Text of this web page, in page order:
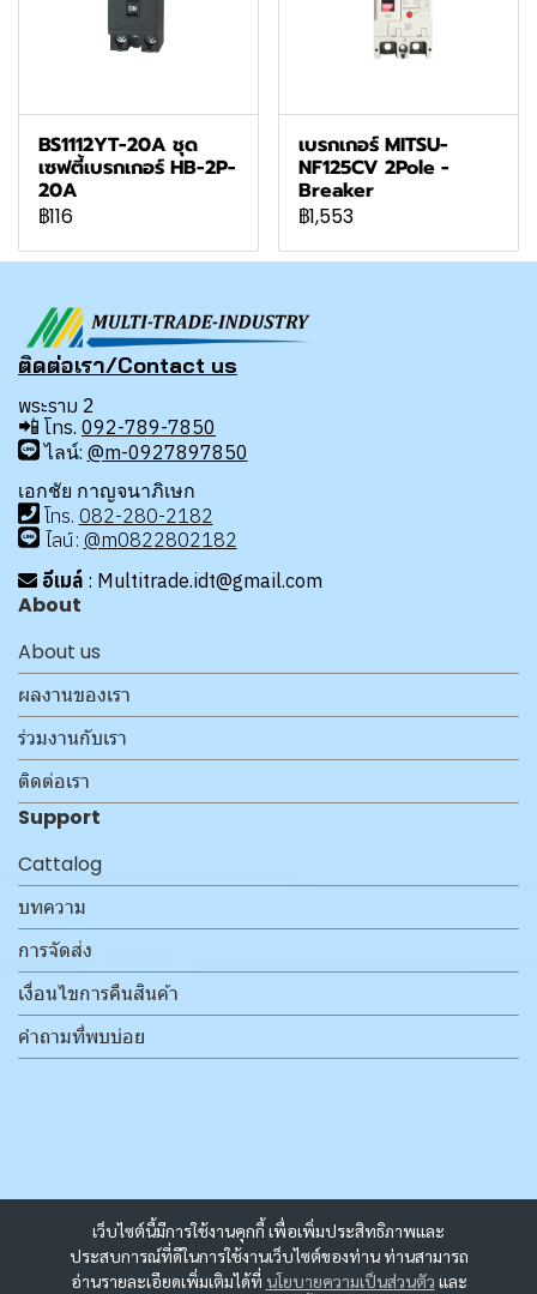
BS1112YT-20A ชุด
เซฟตี้เบรกเกอร์ HB-2P-
20A
฿116
เบรกเกอร์ MITSU-
NF125CV 2Pole -
Breaker
฿1,553
เว็บไซต์นี้มีการใช้งานคุกกี้ เพื่อเพิ่มประสิทธิภาพและ
ประสบการณ์ที่ดีในการใช้งานเว็บไซต์ของท่าน ท่านสามารถ
อ่านรายละเอียดเพิ่มเติมได้ที่ นโยบายความเป็นส่วนตัว และ
ติดต่อเรา/Contact us
พระราม 2
📲 โทร. 092-789-7850
ไลน์: @m-0927897850
เอกชัย กาญจนาภิเษก
โทร. 082-280-2182
ไลน์: @m0822802182
อีเมล์ : Multitrade.idt@gmail.com
About
About us
ผลงานของเรา
ร่วมงานกับเรา
ติดต่อเรา
Support
Cattalog
บทความ
การจัดส่ง
เงื่อนไขการคืนสินค้า
คำถามที่พบบ่อย